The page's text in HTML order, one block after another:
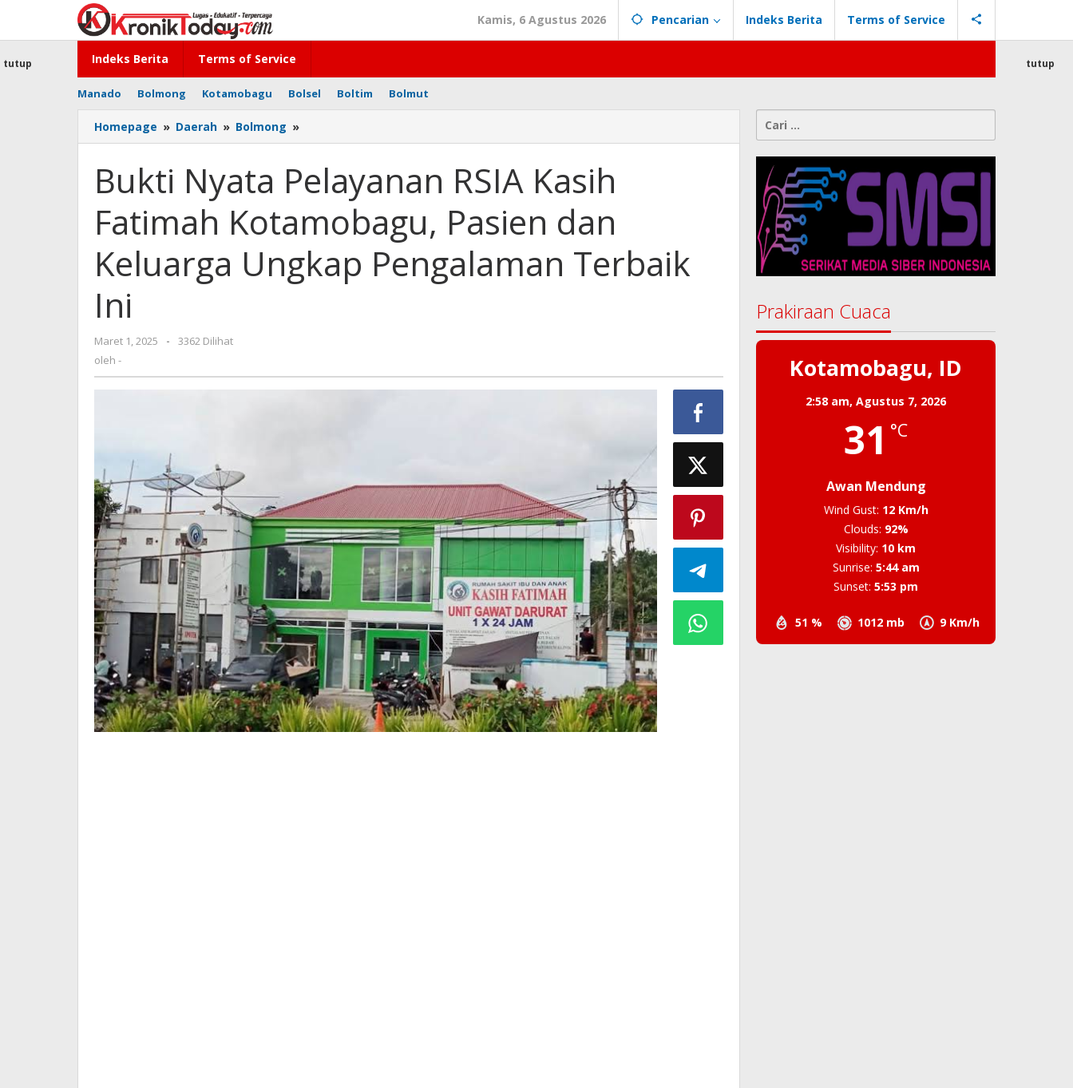
konten
Kamis, 6 Agustus 2026 Pencarian Indeks Berita Terms of Service
Indeks Berita Terms of Service
Manado Bolmong Kotamobagu Bolsel Boltim Bolmut
tutup tutup
Homepage » Daerah » Bolmong »
Nyata
RSIA
Kasih
Kotamobagu,
dan
Keluarga
Bukti Nyata Pelayanan RSIA Kasih
Fatimah Kotamobagu, Pasien dan
Keluarga Ungkap Pengalaman Terbaik
Ini
Maret 1, 2025
oleh
-
3362 Dilihat
oleh -
Cari
untuk:
Prakiraan Cuaca
Kotamobagu, ID
2:58 am,Agustus 7, 2026
31 °C
Awan Mendung
51 % 1012 mb 9 Km/h
Wind Gust: 12 Km/h
Clouds: 92%
Visibility: 10 km
Sunrise: 5:44 am
Sunset: 5:53 pm